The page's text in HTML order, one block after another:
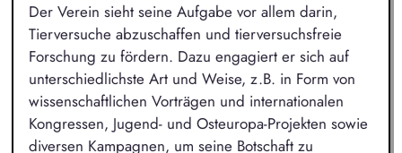
Der Verein sieht seine Aufgabe vor allem darin,
Tierversuche abzuschaffen und tierversuchsfreie
Forschung zu fördern. Dazu engagiert er sich auf
unterschiedlichste Art und Weise, z.B. in Form von
wissenschaftlichen Vorträgen und internationalen
Kongressen, Jugend- und Osteuropa-Projekten sowie
diversen Kampagnen, um seine Botschaft zu